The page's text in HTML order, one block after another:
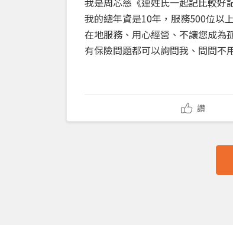
我的總年資是10年，服務500位以
在地服務、用心經營、不讓您成為
有保險問題都可以詢問我、問問不
讚